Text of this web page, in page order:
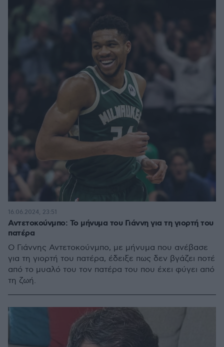
Αντετοκούνμπο: Το μήνυμα του Γιάννη για τη γιορτή του
πατέρα
Ο Γιάννης Αντετοκούνμπο, με μήνυμα που ανέβασε
για τη γιορτή του πατέρα, έδειξε πως δεν βγάζει ποτέ
από το μυαλό του τον πατέρα του που έχει φύγει από
τη ζωή.
16.06.2024, 23:51